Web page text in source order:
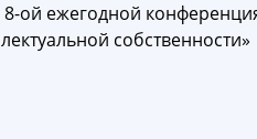
8-ой ежегодной
собственности»